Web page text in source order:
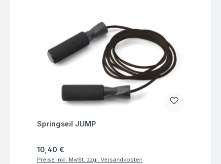
Fragen zum Artikel
Springseil JUMP
Regulärer Preis:
10,40 €
Preise inkl. MwSt. zzgl. Versandkosten